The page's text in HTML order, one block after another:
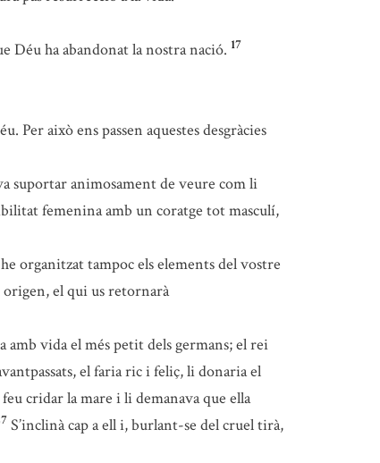
Déu ha abandonat la nostra nació. 17
això ens passen aquestes desgràcies
suportar animosament de veure com li
femenina amb un coratge tot masculí,
organitzat tampoc els elements del vostre
origen, el qui us retornarà
amb vida el més petit dels germans; el rei
el faria ric i feliç, li donaria el
cridar la mare i li demanava que ella
S’inclinà cap a ell i, burlant-se del cruel tirà,